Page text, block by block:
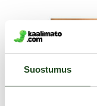
Suostumus